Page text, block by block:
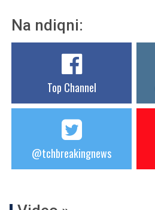
Na ndiqni:
Top Channel
@tchbreakingnews